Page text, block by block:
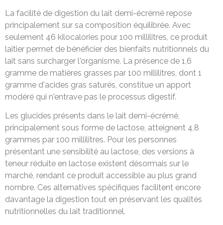
La facilité de digestion du lait demi-écrémé repose
principalement sur sa composition équilibrée. Avec
seulement 46 kilocalories pour 100 millilitres, ce produit
laitier permet de bénéficier des bienfaits nutritionnels du
lait sans surcharger l'organisme. La présence de 1,6
gramme de matières grasses par 100 millilitres, dont 1
gramme d'acides gras saturés, constitue un apport
modéré qui n'entrave pas le processus digestif.
Les glucides présents dans le lait demi-écrémé,
principalement sous forme de lactose, atteignent 4,8
grammes par 100 millilitres. Pour les personnes
présentant une sensibilité au lactose, des versions à
teneur réduite en lactose existent désormais sur le
marché, rendant ce produit accessible au plus grand
nombre. Ces alternatives spécifiques facilitent encore
davantage la digestion tout en préservant les qualités
nutritionnelles du lait traditionnel.